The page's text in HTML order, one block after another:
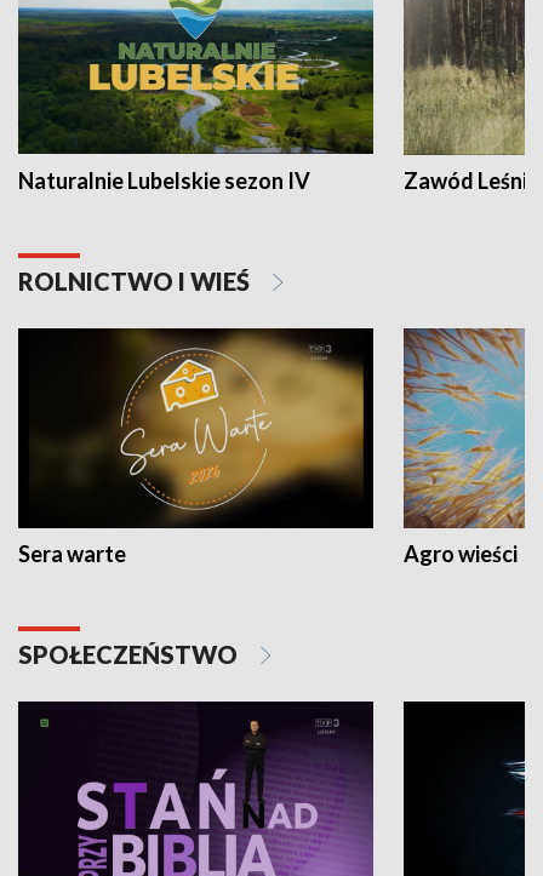
Naturalnie Lubelskie sezon IV Zawód Leśnik
ROLNICTWO I WIEŚ
Sera warte Agro wieści
SPOŁECZEŃSTWO